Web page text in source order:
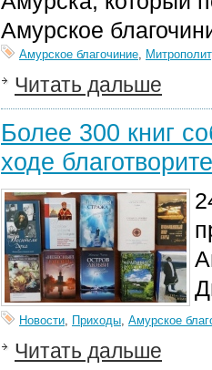
Амурское
Амурское благочиние, Митрополит
Читать дальше
Более 300 книг
ходе
Новости, Приходы, Амурское
Читать дальше